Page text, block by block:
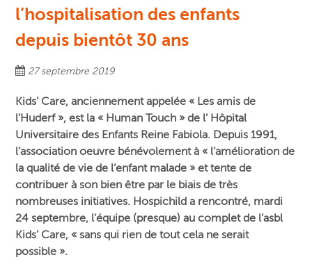
l’hospitalisation des enfants
depuis bientôt 30 ans
27 septembre 2019
Kids’ Care, anciennement appelée « Les amis de
l’Huderf », est la « Human Touch » de l’ Hôpital
Universitaire des Enfants Reine Fabiola. Depuis 1991,
l’association oeuvre bénévolement à « l’amélioration de
la qualité de vie de l’enfant malade » et tente de
contribuer à son bien être par le biais de très
nombreuses initiatives. Hospichild a rencontré, mardi
24 septembre, l’équipe (presque) au complet de l’asbl
Kids’ Care, « sans qui rien de tout cela ne serait
possible ».